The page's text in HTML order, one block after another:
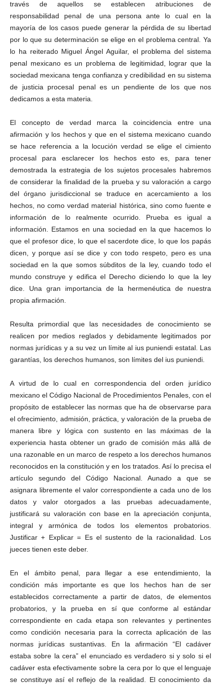
través de aquellos se establecen atribuciones de
responsabilidad penal de una persona ante lo cual en la
mayoría de los casos puede generar la pérdida de su libertad
por lo que su determinación se elige en el problema central. Ya
lo ha reiterado Miguel Ángel Aguilar, el problema del sistema
penal mexicano es un problema de legitimidad, lograr que la
sociedad mexicana tenga confianza y credibilidad en su sistema
de justicia procesal penal es un pendiente de los que nos
dedicamos a esta materia.
El concepto de verdad marca la coincidencia entre una
afirmación y los hechos y que en el sistema mexicano cuando
se hace referencia a la locución verdad se elige el cimiento
procesal para esclarecer los hechos esto es, para tener
demostrada la estrategia de los sujetos procesales habremos
de considerar la finalidad de la prueba y su valoración a cargo
del órgano jurisdiccional se traduce en acercamiento a los
hechos, no como verdad material histórica, sino como fuente e
información de lo realmente ocurrido. Prueba es igual a
información. Estamos en una sociedad en la que hacemos lo
que el profesor dice, lo que el sacerdote dice, lo que los papás
dicen, y porque así se dice y con todo respeto, pero es una
sociedad en la que somos súbditos de la ley, cuando todo el
mundo construye y edifica el Derecho diciendo lo que la ley
dice. Una gran importancia de la hermenéutica de nuestra
propia afirmación.
Resulta primordial que las necesidades de conocimiento se
realicen por medios reglados y debidamente legitimados por
normas jurídicas y a su vez un límite al ius puniendi estatal. Las
garantías, los derechos humanos, son límites del ius puniendi.
A virtud de lo cual en correspondencia del orden jurídico
mexicano el Código Nacional de Procedimientos Penales, con el
propósito de establecer las normas que ha de observarse para
el ofrecimiento, admisión, práctica, y valoración de la prueba de
manera libre y lógica con sustento en las máximas de la
experiencia hasta obtener un grado de comisión más allá de
una razonable en un marco de respeto a los derechos humanos
reconocidos en la constitución y en los tratados. Así lo precisa el
artículo segundo del Código Nacional. Aunado a que se
asignara libremente el valor correspondiente a cada uno de los
datos y valor otorgados a las pruebas adecuadamente,
justificará su valoración con base en la apreciación conjunta,
integral y armónica de todos los elementos probatorios.
Justificar + Explicar = Es el sustento de la racionalidad. Los
jueces tienen este deber.
En el ámbito penal, para llegar a ese entendimiento, la
condición más importante es que los hechos han de ser
establecidos correctamente a partir de datos, de elementos
probatorios, y la prueba en sí que conforme al estándar
correspondiente en cada etapa son relevantes y pertinentes
como condición necesaria para la correcta aplicación de las
normas jurídicas sustantivas. En la afirmación “El cadáver
estaba sobre la cera” el enunciado es verdadero si y solo si el
cadáver esta efectivamente sobre la cera por lo que el lenguaje
se constituye así el reflejo de la realidad. El conocimiento da